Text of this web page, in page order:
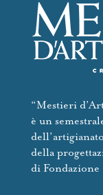
“Mestieri
è un
della
di